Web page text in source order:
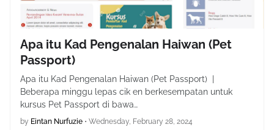
Apa itu Kad Pengenalan Haiwan (Pet
Passport)
Apa itu Kad Pengenalan Haiwan (Pet Passport) |
Beberapa minggu lepas cik en berkesempatan untuk
kursus Pet Passport di bawa…
by Eintan Nurfuzie • Wednesday, February 28, 2024